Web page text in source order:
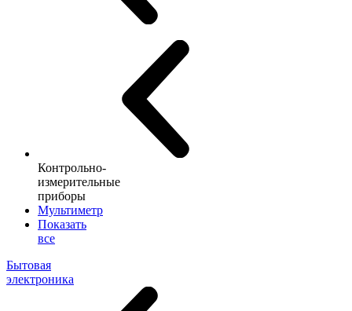
Контрольно-
измерительные
приборы
Мультиметр
Показать
все
Бытовая
электроника